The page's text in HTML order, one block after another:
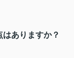
ありますか？